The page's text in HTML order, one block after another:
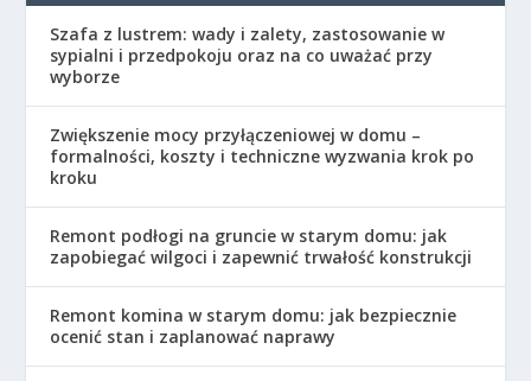
Szafa z lustrem: wady i zalety, zastosowanie w
sypialni i przedpokoju oraz na co uważać przy
wyborze
Zwiększenie mocy przyłączeniowej w domu –
formalności, koszty i techniczne wyzwania krok po
kroku
Remont podłogi na gruncie w starym domu: jak
zapobiegać wilgoci i zapewnić trwałość konstrukcji
Remont komina w starym domu: jak bezpiecznie
ocenić stan i zaplanować naprawy